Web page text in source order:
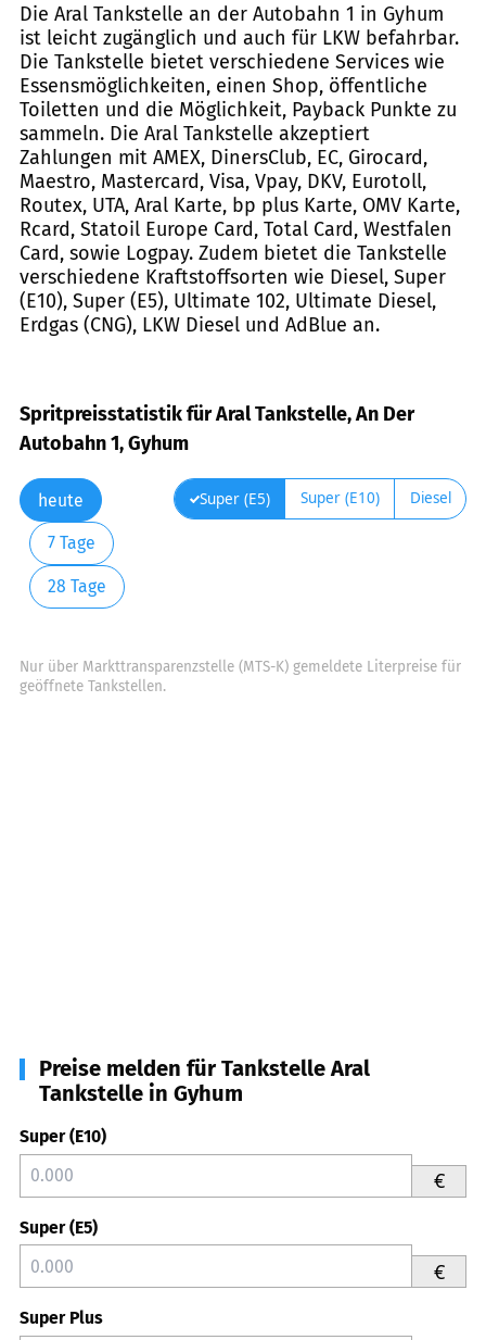
Die Aral Tankstelle an der Autobahn 1 in Gyhum
ist leicht zugänglich und auch für LKW befahrbar.
Die Tankstelle bietet verschiedene Services wie
Essensmöglichkeiten, einen Shop, öffentliche
Toiletten und die Möglichkeit, Payback Punkte zu
sammeln. Die Aral Tankstelle akzeptiert
Zahlungen mit AMEX, DinersClub, EC, Girocard,
Maestro, Mastercard, Visa, Vpay, DKV, Eurotoll,
Routex, UTA, Aral Karte, bp plus Karte, OMV Karte,
Rcard, Statoil Europe Card, Total Card, Westfalen
Card, sowie Logpay. Zudem bietet die Tankstelle
verschiedene Kraftstoffsorten wie Diesel, Super
(E10), Super (E5), Ultimate 102, Ultimate Diesel,
Erdgas (CNG), LKW Diesel und AdBlue an.
Spritpreisstatistik für Aral Tankstelle, An Der
Autobahn 1, Gyhum
heute
7 Tage
28 Tage
Super (E5) Super (E10) Diesel
Nur über Markttransparenzstelle (MTS-K) gemeldete Literpreise für
geöffnete Tankstellen.
Preise melden für Tankstelle Aral
Tankstelle in Gyhum
Super (E10)
€
Super (E5)
€
Super Plus